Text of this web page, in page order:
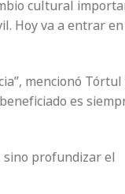
cultural
Hoy va a entrar
mencionó Tórtul
es
sino profundizar el